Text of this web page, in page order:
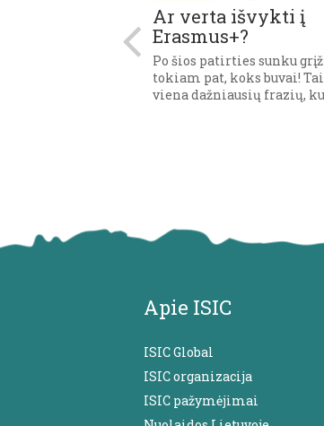
Ar verta išvykti į
Erasmus+?
Po šios patirties sunku
tokiam pat, koks buvai!
viena dažniausių frazių,
Apie ISIC
ISIC Global
ISIC organizacija
ISIC pažymėjimai